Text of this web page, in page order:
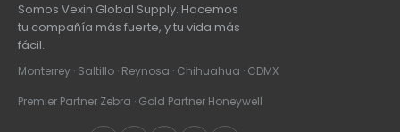
Somos Vexin Global Supply. Hacemos
tu compañía más fuerte, y tu vida más
fácil.
Monterrey · Saltillo · Reynosa · Chihuahua · CDMX
Premier Partner Zebra · Gold Partner Honeywell